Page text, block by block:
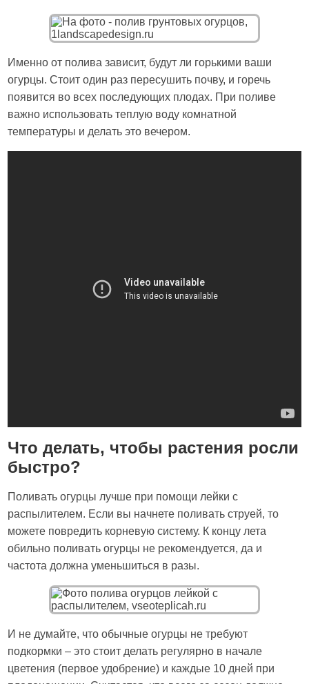
Именно от полива зависит, будут ли горькими ваши
огурцы. Стоит один раз пересушить почву, и горечь
появится во всех последующих плодах. При поливе
важно использовать теплую воду комнатной
температуры и делать это вечером.
Что делать, чтобы растения росли
быстро?
Поливать огурцы лучше при помощи лейки с
распылителем. Если вы начнете поливать струей, то
можете повредить корневую систему. К концу лета
обильно поливать огурцы не рекомендуется, да и
частота должна уменьшиться в разы.
И не думайте, что обычные огурцы не требуют
подкормки – это стоит делать регулярно в начале
цветения (первое удобрение) и каждые 10 дней при